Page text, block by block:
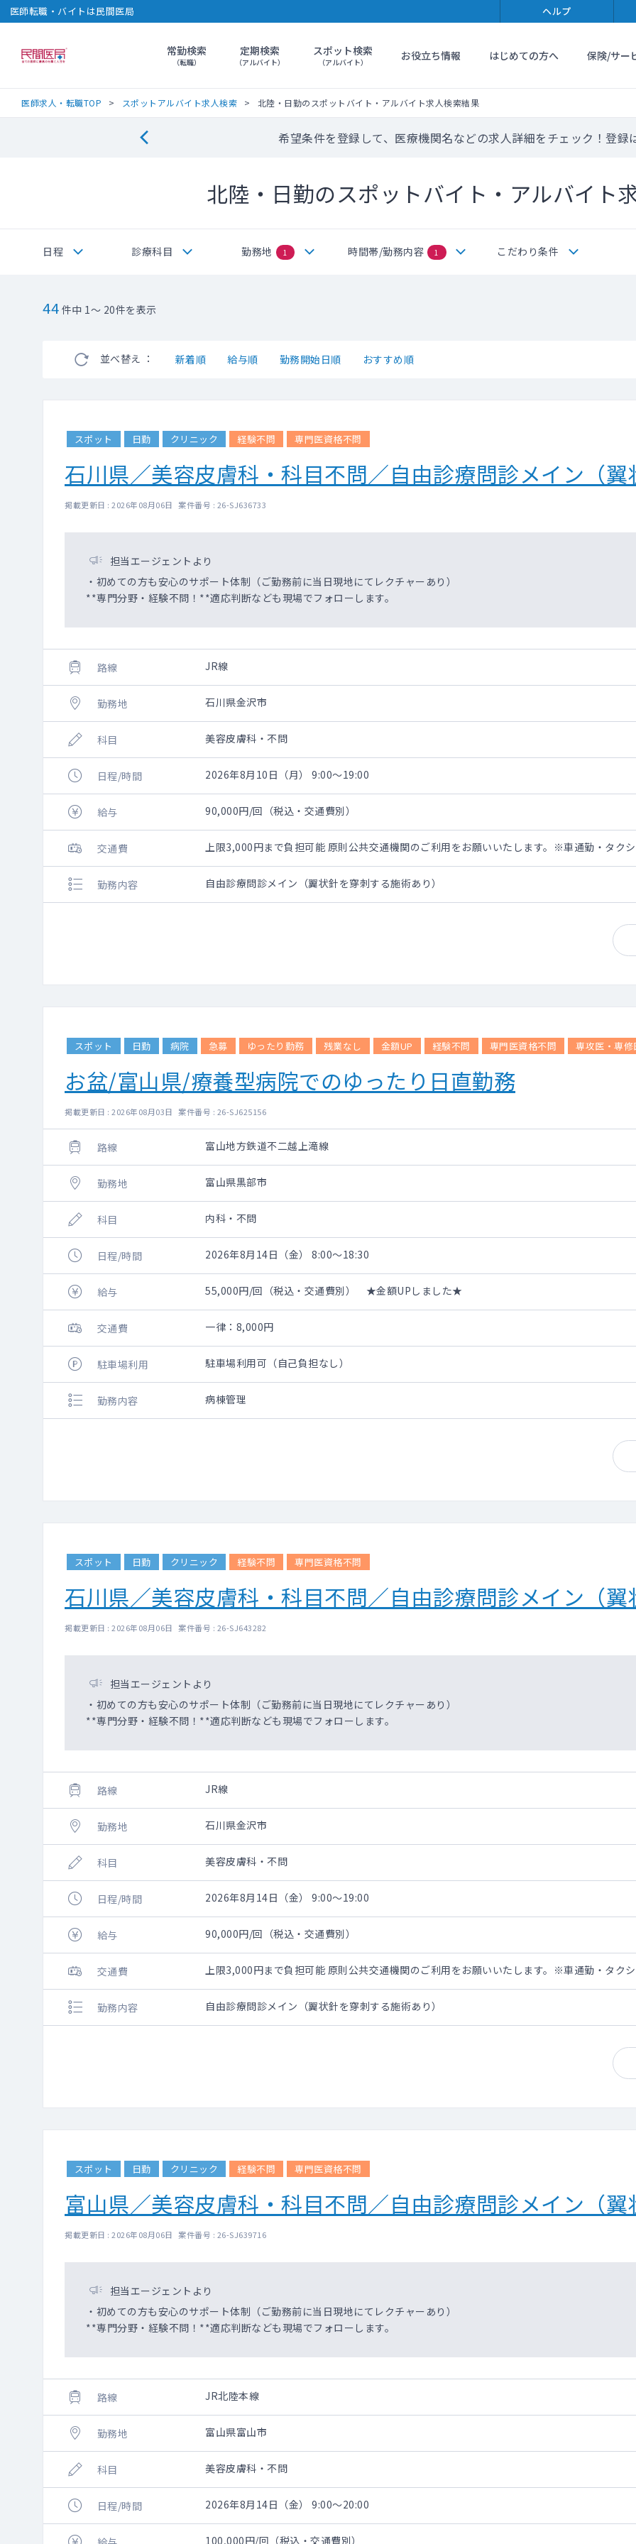
医師転職・バイトは民間医局 ヘルプ
民間医局常勤検索
（転職）
定期検索
（アルバイト）
スポット検索
（アルバイト） お役立ち情報 はじめての方へ 保険/サー
医師求人・転職TOP スポットアルバイト求人検索 北陸・日勤のスポットバイト・アルバイト求人検索結果
希望条件を登録して、医療機関名などの求人詳細をチェック！登録
北陸・日勤のスポットバイト・アルバイト
日程 診療科目 勤務地 1 時間帯/勤務内容 1 こだわり条件
44 件中 1～ 20件を表示
並べ替え ： 新着順 給与順 勤務開始日順 おすすめ順
スポット 日勤 クリニック 経験不問 専門医資格不問
石川県／美容皮膚科・科目不問／自由診療問診メイン（翼
掲載更新日 : 2026年08月06日 案件番号 : 26-SJ636733
担当エージェントより
・初めての方も安心のサポート体制（ご勤務前に当日現地にてレクチャーあり）
**専門分野・経験不問！**適応判断なども現場でフォローします。
路線 JR線
勤務地 石川県金沢市
科目 美容皮膚科・不問
日程/時間 2026年8月10日（月） 9:00～19:00
給与 90,000円/回（税込・交通費別）
交通費 上限3,000円まで負担可能 原則公共交通機関のご利用をお願いいたします。※車通勤・タク
勤務内容 自由診療問診メイン（翼状針を穿刺する施術あり）
スポット 日勤 病院 急募 ゆったり勤務 残業なし 金額UP 経験不問 専門医資格不問 専攻医・専修
お盆/富山県/療養型病院でのゆったり日直勤務
掲載更新日 : 2026年08月03日 案件番号 : 26-SJ625156
路線 富山地方鉄道不二越上滝線
勤務地 富山県黒部市
科目 内科・不問
日程/時間 2026年8月14日（金） 8:00～18:30
給与 55,000円/回（税込・交通費別） ★金額UPしました★
交通費 一律：8,000円
駐車場利用 駐車場利用可（自己負担なし）
勤務内容 病棟管理
スポット 日勤 クリニック 経験不問 専門医資格不問
石川県／美容皮膚科・科目不問／自由診療問診メイン（翼
掲載更新日 : 2026年08月06日 案件番号 : 26-SJ643282
担当エージェントより
・初めての方も安心のサポート体制（ご勤務前に当日現地にてレクチャーあり）
**専門分野・経験不問！**適応判断なども現場でフォローします。
路線 JR線
勤務地 石川県金沢市
科目 美容皮膚科・不問
日程/時間 2026年8月14日（金） 9:00～19:00
給与 90,000円/回（税込・交通費別）
交通費 上限3,000円まで負担可能 原則公共交通機関のご利用をお願いいたします。※車通勤・タク
勤務内容 自由診療問診メイン（翼状針を穿刺する施術あり）
スポット 日勤 クリニック 経験不問 専門医資格不問
富山県／美容皮膚科・科目不問／自由診療問診メイン（翼
掲載更新日 : 2026年08月06日 案件番号 : 26-SJ639716
担当エージェントより
・初めての方も安心のサポート体制（ご勤務前に当日現地にてレクチャーあり）
**専門分野・経験不問！**適応判断なども現場でフォローします。
路線 JR北陸本線
勤務地 富山県富山市
科目 美容皮膚科・不問
日程/時間 2026年8月14日（金） 9:00～20:00
100,000円/回（税込・交通費別）